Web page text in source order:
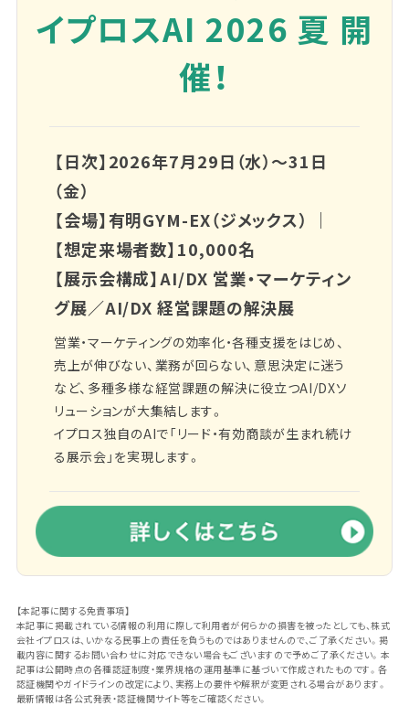
イプロスAI 2026 夏 開
催！
【日次】2026年7月29日（水）～31日
（金）
【会場】有明GYM-EX（ジメックス） ｜
【想定来場者数】10,000名
【展示会構成】AI/DX 営業・マーケティン
グ展／AI/DX 経営課題の解決展
営業・マーケティングの効率化・各種支援をはじめ、
売上が伸びない、業務が回らない、意思決定に迷う
など、多種多様な経営課題の解決に役立つAI/DXソ
リューションが大集結します。
イプロス独自のAIで「リード・有効商談が生まれ続け
る展示会」を実現します。
【本記事に関する免責事項】
本記事に掲載されている情報の利用に際して利用者が何らかの損害を被ったとしても、株式
会社イプロスは、いかなる民事上の責任を負うものではありませんので、ご了承ください。掲
載内容に関するお問い合わせに対応できない場合もございますので予めご了承ください。本
記事は公開時点の各種認証制度・業界規格の運用基準に基づいて作成されたものです。各
認証機関やガイドラインの改定により、実務上の要件や解釈が変更される場合があります。
最新情報は各公式発表・認証機関サイト等をご確認ください。